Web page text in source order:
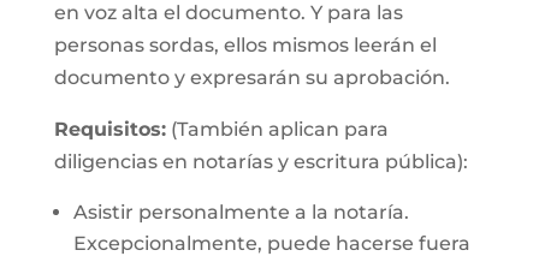
en voz alta el documento. Y para las
personas sordas, ellos mismos leerán el
documento y expresarán su aprobación.
Requisitos:(También aplican para
diligencias en notarías y escritura pública):
Asistir personalmente a la notaría.
Excepcionalmente, puede hacerse fuera